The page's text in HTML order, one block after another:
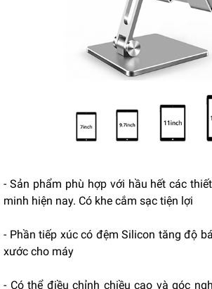
- Sản phẩm phù hợp với hầu hết các
minh hiện nay. Có khe cắm sạc tiện lợi
- Phần tiếp xúc có đệm Silicon tăng độ
xước cho máy
- Có thể điều chỉnh chiều cao và góc